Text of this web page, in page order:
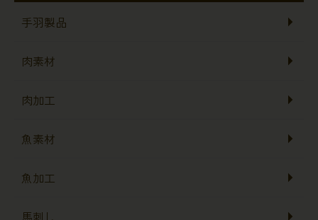
手羽製品
肉素材
肉加工
魚素材
魚加工
馬刺し